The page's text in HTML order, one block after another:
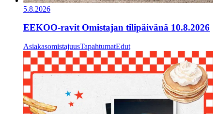
5.8.2026
EEKOO-ravit Omistajan tilipäivänä 10.8.2026
AsiakasomistajuusTapahtumatEdut